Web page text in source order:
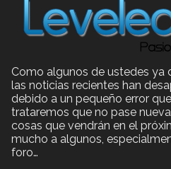
Como algunos de ustedes ya
las noticias recientes han
debido a un pequeño error
trataremos que no pase
cosas que vendrán en el
mucho a algunos,
foro…